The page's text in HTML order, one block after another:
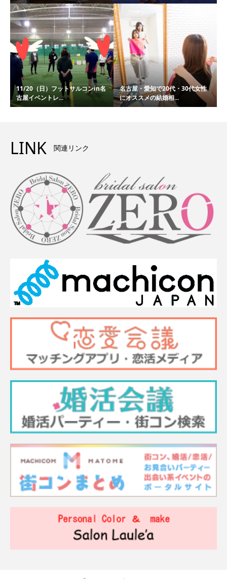
11/20（日）フットサルコンin名
古屋イベントレ...
名古屋・愛知で20代・30代女性
にオススメの結婚相...
LINK 関連リンク